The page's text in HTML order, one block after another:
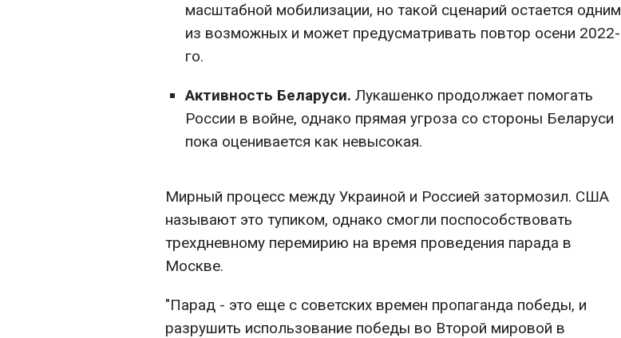
масштабной мобилизации, но такой сценарий остается одним
из возможных и может предусматривать повтор осени 2022-
го.
Активность Беларуси. Лукашенко продолжает помогать
России в войне, однако прямая угроза со стороны Беларуси
пока оценивается как невысокая.
Мирный процесс между Украиной и Россией затормозил. США
называют это тупиком, однако смогли поспособствовать
трехдневному перемирию на время проведения парада в
Москве.
"Парад - это еще с советских времен пропаганда победы, и
разрушить использование победы во Второй мировой в